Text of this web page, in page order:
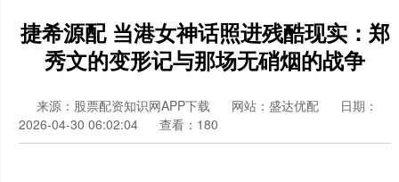
捷希源配 当港女神话照进残酷现实：郑
秀文的变形记与那场无硝烟的战争
来源：股票配资知识网APP下载 网站：盛达优配
日期：
2026-04-30 06:02:04
查看：180